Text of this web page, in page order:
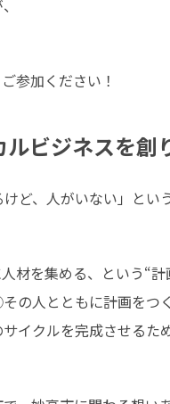
参加ください！
ビジネスを創
ど、人がいない」とい
を集める、という“計
の人とともに計画をつ
イクルを完成させるた